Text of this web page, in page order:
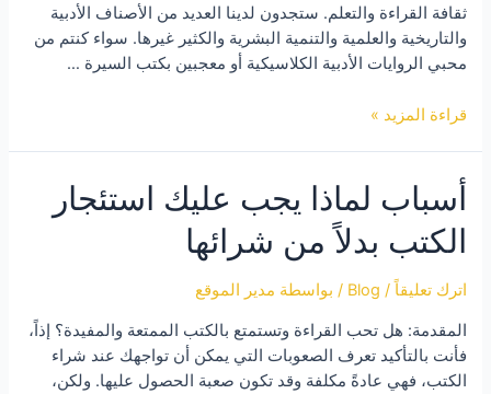
ثقافة القراءة والتعلم. ستجدون لدينا العديد من الأصناف الأدبية
والتاريخية والعلمية والتنمية البشرية والكثير غيرها. سواء كنتم من
محبي الروايات الأدبية الكلاسيكية أو معجبين بكتب السيرة …
استعراض
في
متجر
تأجير
العربية
قراءة المزيد »
أسباب لماذا يجب عليك استئجار
الكتب بدلاً من شرائها
اترك تعليقاً /
Blog / بواسطة مدير الموقع
المقدمة: هل تحب القراءة وتستمتع بالكتب الممتعة والمفيدة؟ إذاً،
فأنت بالتأكيد تعرف الصعوبات التي يمكن أن تواجهك عند شراء
الكتب، فهي عادةً مكلفة وقد تكون صعبة الحصول عليها. ولكن،